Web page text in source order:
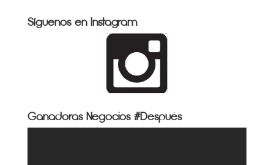
Síguenos en Instagram
Ganadoras Negocios #Después